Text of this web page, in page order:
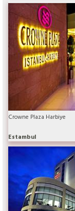
Crowne Plaza Harbiye
Estambul